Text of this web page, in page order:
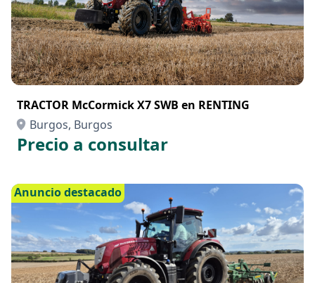
TRACTOR McCormick X7 SWB en RENTING
Burgos, Burgos
Precio a consultar
Anuncio destacado